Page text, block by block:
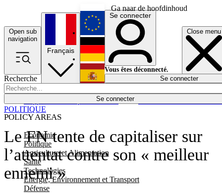
Ga naar de hoofdinhoud
Open sub
navigation
Close menu
Recherche
Se connecter
POLICY AREAS
Economie
Politique
Agriculture et Alimentation
Santé
Technologies
Energie, Environnement et Transport
Défense
Économie
Français
English
Deutsch
Español
Se connecter
Vous êtes déconnecté.
Se connecter
Le FN tente de capitaliser sur
l’attentat contre son « meilleur
ennemi »
POLITIQUE